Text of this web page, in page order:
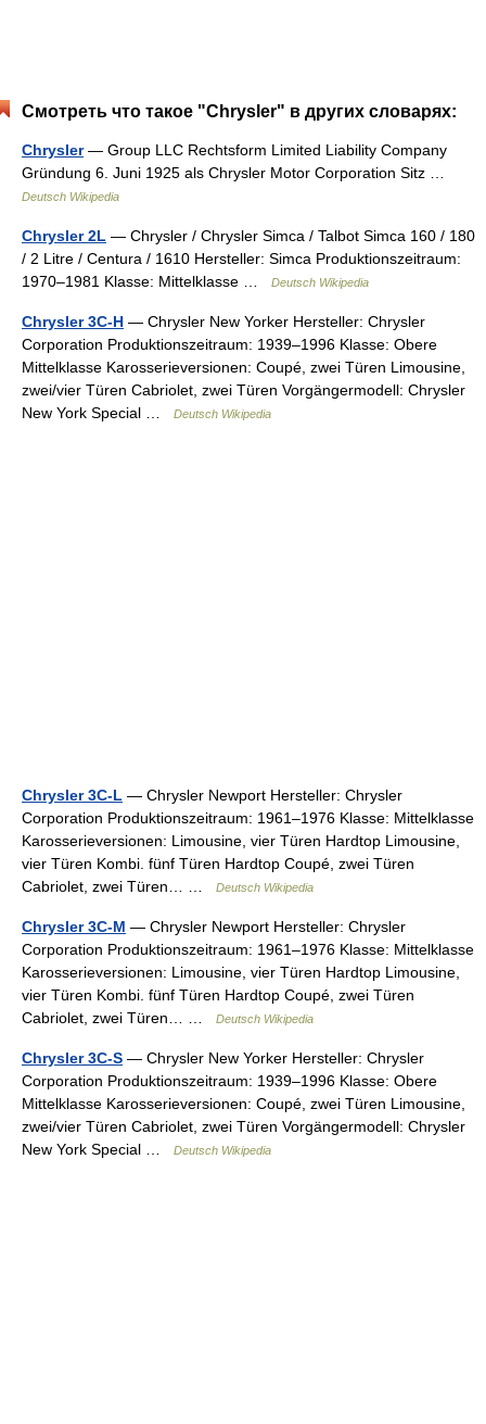
Смотреть что такое "Chrysler" в других словарях:
Chrysler— Group LLC Rechtsform Limited Liability Company
Gründung 6. Juni 1925 als Chrysler Motor Corporation Sitz …
Deutsch Wikipedia
Chrysler 2L — Chrysler / Chrysler Simca / Talbot Simca 160 / 180
/ 2 Litre / Centura / 1610 Hersteller: Simca Produktionszeitraum:
1970–1981 Klasse: Mittelklasse …
Deutsch Wikipedia
Chrysler 3C-H — Chrysler New Yorker Hersteller: Chrysler
Corporation Produktionszeitraum: 1939–1996 Klasse: Obere
Mittelklasse Karosserieversionen: Coupé, zwei Türen Limousine,
zwei/vier Türen Cabriolet, zwei Türen Vorgängermodell: Chrysler
New York Special …
Deutsch Wikipedia
Chrysler 3C-L — Chrysler Newport Hersteller: Chrysler
Corporation Produktionszeitraum: 1961–1976 Klasse: Mittelklasse
Karosserieversionen: Limousine, vier Türen Hardtop Limousine,
vier Türen Kombi. fünf Türen Hardtop Coupé, zwei Türen
Cabriolet, zwei Türen… …
Deutsch Wikipedia
Chrysler 3C-M — Chrysler Newport Hersteller: Chrysler
Corporation Produktionszeitraum: 1961–1976 Klasse: Mittelklasse
Karosserieversionen: Limousine, vier Türen Hardtop Limousine,
vier Türen Kombi. fünf Türen Hardtop Coupé, zwei Türen
Cabriolet, zwei Türen… …
Deutsch Wikipedia
Chrysler 3C-S — Chrysler New Yorker Hersteller: Chrysler
Corporation Produktionszeitraum: 1939–1996 Klasse: Obere
Mittelklasse Karosserieversionen: Coupé, zwei Türen Limousine,
zwei/vier Türen Cabriolet, zwei Türen Vorgängermodell: Chrysler
New York Special …
Deutsch Wikipedia